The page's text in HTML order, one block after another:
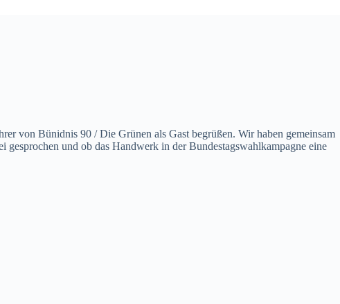
von Bünidnis 90 / Die Grünen als Gast begrüßen. Wir haben gemeinsam
und ob das Handwerk in der Bundestagswahlkampagne eine